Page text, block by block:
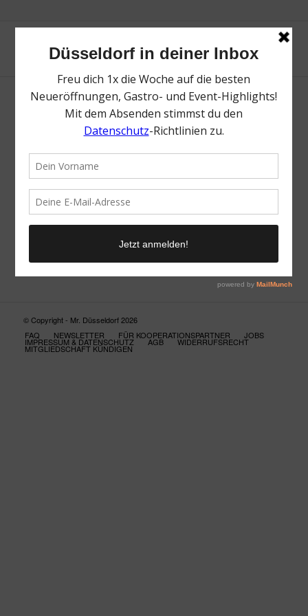
© Copyright - Mr. Düsseldorf 2026
FAQ
NEWSLETTER FÜR KOOPERATIONSPARTNER JOBS
IMPRESSUM & DATENSCHUTZ AGB WIDERRUFSRECHT
MITGLIEDSCHAFT KÜNDIGEN